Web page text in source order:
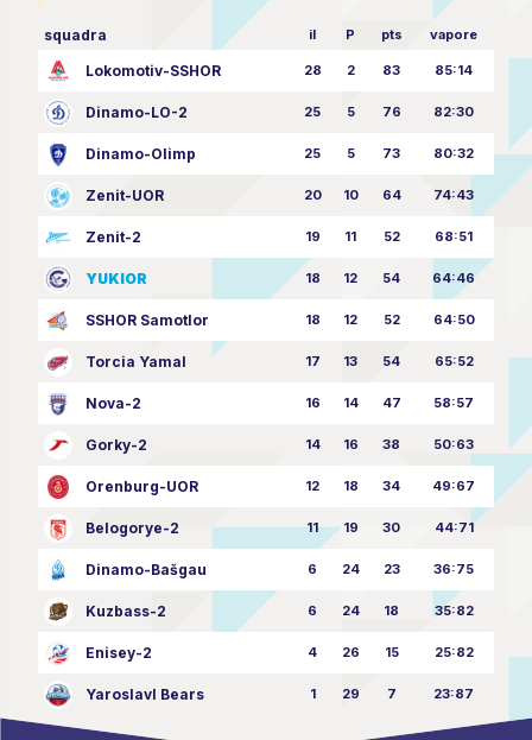
squadra il P pts vapore
Lokomotiv-SSHOR 28 2 83 85:14
Dinamo-LO-2 25 5 76 82:30
Dinamo-Olimp 25 5 73 80:32
Zenit-UOR 20 10 64 74:43
Zenit-2 19 11 52 68:51
YUKIOR 18 12 54 64:46
SSHOR Samotlor 18 12 52 64:50
Torcia Yamal 17 13 54 65:52
Nova-2 16 14 47 58:57
Gorky-2 14 16 38 50:63
Orenburg-UOR 12 18 34 49:67
Belogorye-2 11 19 30 44:71
Dinamo-Bašgau 6 24 23 36:75
Kuzbass-2 6 24 18 35:82
Enisey-2 4 26 15 25:82
Yaroslavl Bears 1 29 7 23:87